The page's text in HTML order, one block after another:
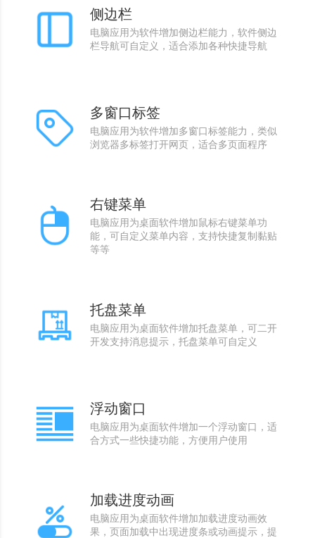
侧边栏
电脑应用为软件增加侧边栏能力，软件侧边
栏导航可自定义，适合添加各种快捷导航
多窗口标签
电脑应用为软件增加多窗口标签能力，类似
浏览器多标签打开网页，适合多页面程序
右键菜单
电脑应用为桌面软件增加鼠标右键菜单功
能，可自定义菜单内容，支持快捷复制黏贴
等等
托盘菜单
电脑应用为桌面软件增加托盘菜单，可二开
开发支持消息提示，托盘菜单可自定义
浮动窗口
电脑应用为桌面软件增加一个浮动窗口，适
合方式一些快捷功能，方便用户使用
加载进度动画
电脑应用为桌面软件增加加载进度动画效
果，页面加载中出现进度条或动画提示，提